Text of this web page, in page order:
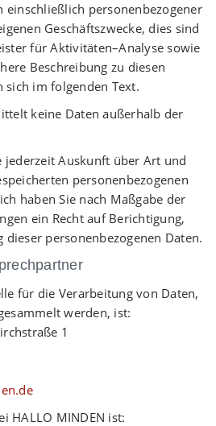
einschließlich personenbezogener
Geschäftszwecke, dies sind
für Aktivitäten–Analyse sowie
Beschreibung zu diesen
sich im folgenden Text.
keine Daten außerhalb der
jederzeit Auskunft über Art und
personenbezogenen
haben Sie nach Maßgabe der
ein Recht auf Berichtigung,
dieser personenbezogenen Daten.
für die Verarbeitung von Daten,
werden, ist:
1
HALLO MINDEN ist: